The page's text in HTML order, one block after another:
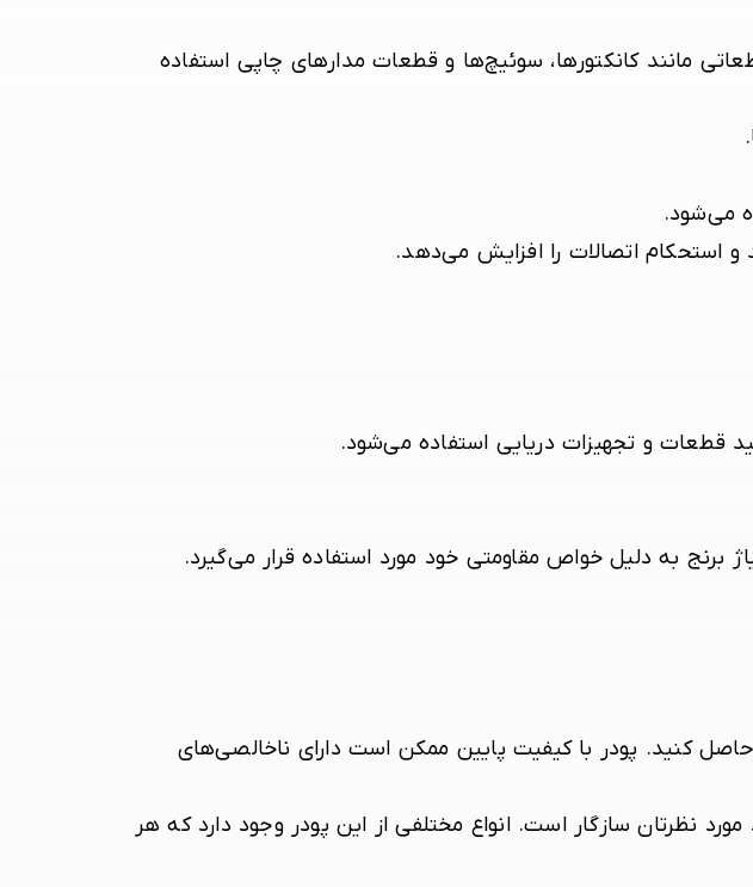
مانند کانکتورها، سوئیچ‌ها و قطعات مدارهای چاپی استفاده
می‌شود.
استحکام اتصالات را افزایش می‌دهد.
قطعات و تجهیزات دریایی استفاده می‌شود.
برنج به دلیل خواص مقاومتی خود مورد استفاده قرار می‌گیرد.
کنید. پودر با کیفیت پایین ممکن است دارای ناخالصی‌های
نظرتان سازگار است. انواع مختلفی از این پودر وجود دارد که هر